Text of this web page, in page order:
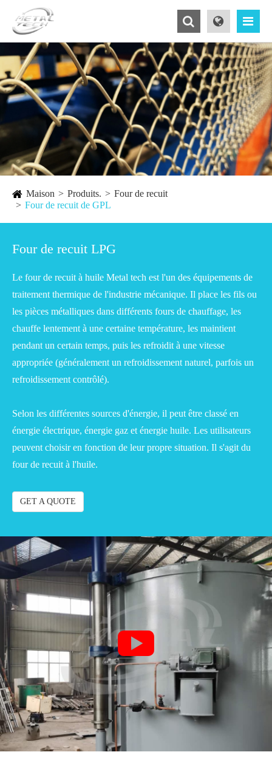
Maison Produits.
Four de recuit
Four de recuit de GPL
Four de recuit LPG
Le four de recuit à huile Metal tech est l'un des équipements de
traitement thermique de l'industrie mécanique. Il place les fils ou
les pièces métalliques dans différents fours de chauffage, les
chauffe lentement à une certaine température, les maintient
pendant un certain temps, puis les refroidit à une vitesse
appropriée (généralement un refroidissement naturel, parfois un
refroidissement contrôlé).
Selon les différentes sources d'énergie, il peut être classé en
énergie électrique, énergie gaz et énergie huile. Les utilisateurs
peuvent choisir en fonction de leur propre situation. Il s'agit du
four de recuit à l'huile.
GET A QUOTE
